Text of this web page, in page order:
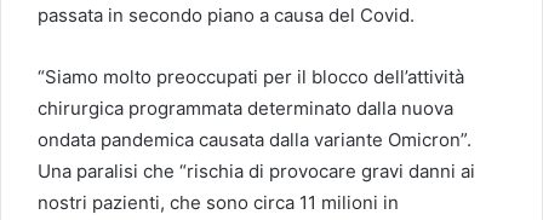
passata in secondo piano a causa del Covid.
“Siamo molto preoccupati per il blocco dell’attività
chirurgica programmata determinato dalla nuova
ondata pandemica causata dalla variante Omicron”.
Una paralisi che “rischia di provocare gravi danni ai
nostri pazienti, che sono circa 11 milioni in